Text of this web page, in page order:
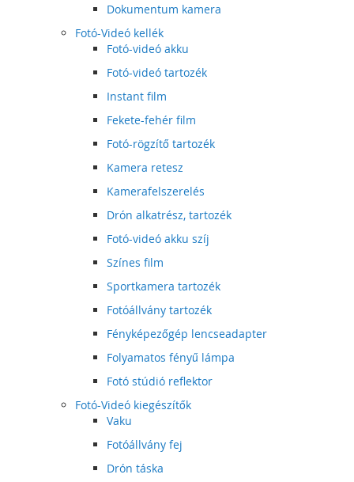
Dokumentum kamera
Fotó-Videó kellék
Fotó-videó akku
Fotó-videó tartozék
Instant film
Fekete-fehér film
Fotó-rögzítő tartozék
Kamera retesz
Kamerafelszerelés
Drón alkatrész, tartozék
Fotó-videó akku szíj
Színes film
Sportkamera tartozék
Fotóállvány tartozék
Fényképezőgép lencseadapter
Folyamatos fényű lámpa
Fotó stúdió reflektor
Fotó-Videó kiegészítők
Vaku
Fotóállvány fej
Drón táska